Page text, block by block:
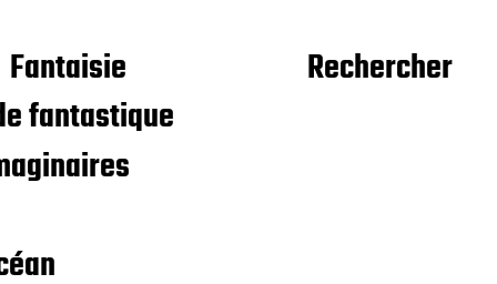
Fantaisie
fantastique
Rechercher